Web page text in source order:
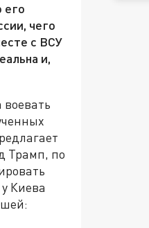
его
чего
с ВСУ
и,
Трамп, по
Киева